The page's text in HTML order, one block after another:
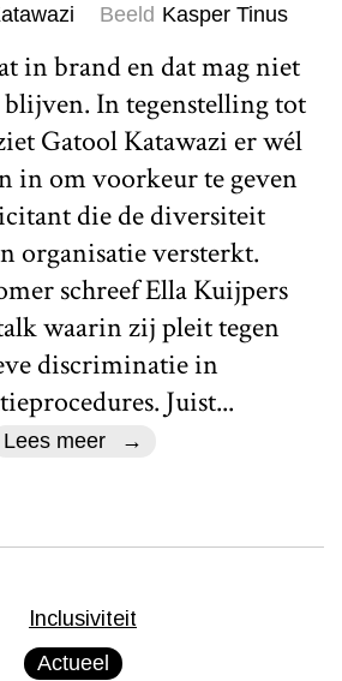
Beeld Kasper Tinus
in brand en dat mag niet
blijven. In tegenstelling tot
Gatool Katawazi er wél
in om voorkeur te geven
die de diversiteit
organisatie versterkt.
schreef Ella Kuijpers
waarin zij pleit tegen
discriminatie in
Juist...
Lees meer
Actueel